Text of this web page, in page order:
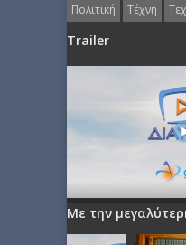
Πολιτική
Τέχνη
Trailer
Με την